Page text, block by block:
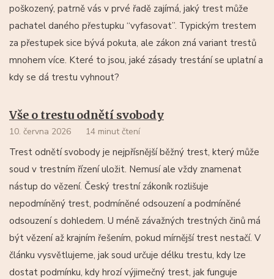
poškozený, patrně vás v prvé řadě zajímá, jaký trest může
pachatel daného přestupku “vyfasovat”. Typickým trestem
za přestupek sice bývá pokuta, ale zákon zná variant trestů
mnohem více. Které to jsou, jaké zásady trestání se uplatní a
kdy se dá trestu vyhnout?
Vše o trestu odnětí svobody
10. června 2026 14 minut čtení
Trest odnětí svobody je nejpřísnější běžný trest, který může
soud v trestním řízení uložit. Nemusí ale vždy znamenat
nástup do vězení. Český trestní zákoník rozlišuje
nepodmíněný trest, podmíněné odsouzení a podmíněné
odsouzení s dohledem. U méně závažných trestných činů má
být vězení až krajním řešením, pokud mírnější trest nestačí. V
článku vysvětlujeme, jak soud určuje délku trestu, kdy lze
dostat podmínku, kdy hrozí výjimečný trest, jak funguje